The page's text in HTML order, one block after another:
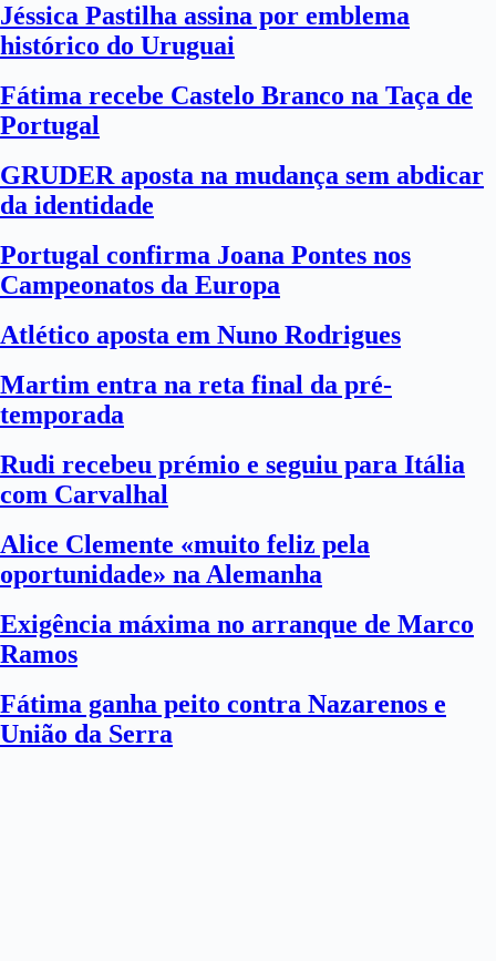
Jéssica Pastilha assina por emblema
histórico do Uruguai
Fátima recebe Castelo Branco na Taça de
Portugal
GRUDER aposta na mudança sem abdicar
da identidade
Portugal confirma Joana Pontes nos
Campeonatos da Europa
Atlético aposta em Nuno Rodrigues
Martim entra na reta final da pré-
temporada
Rudi recebeu prémio e seguiu para Itália
com Carvalhal
Alice Clemente «muito feliz pela
oportunidade» na Alemanha
Exigência máxima no arranque de Marco
Ramos
Fátima ganha peito contra Nazarenos e
União da Serra